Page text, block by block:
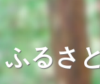
ふるさ